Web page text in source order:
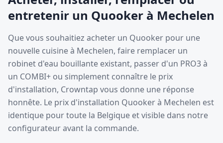
entretenir un Quooker à Mechelen
Que vous souhaitiez acheter un Quooker pour une
nouvelle cuisine à Mechelen, faire remplacer un
robinet d'eau bouillante existant, passer d'un PRO3 à
un COMBI+ ou simplement connaître le prix
d'installation, Crowntap vous donne une réponse
honnête. Le prix d'installation Quooker à Mechelen est
identique pour toute la Belgique et visible dans notre
configurateur avant la commande.